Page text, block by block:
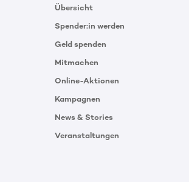
Übersicht
Spender:in werden
Geld spenden
Mitmachen
Online-Aktionen
Kampagnen
News & Stories
Veranstaltungen